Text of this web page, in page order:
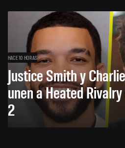
HACE 10 HORAS
Justice Smith y
unen a Heated
2